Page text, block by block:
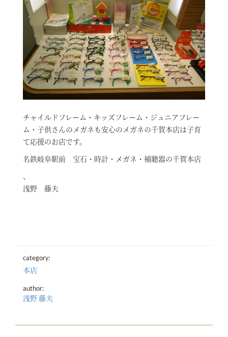
チャイルドフレーム・キッズフレーム・ジュニアフレー
ム・子供さんのメガネも安心のメガネの千賀本店は子育
て応援のお店です。
名鉄岐阜駅前 宝石・時計・メガネ・補聴器の千賀本店
浅野 藤夫
category:
本店
author:
浅野 藤夫